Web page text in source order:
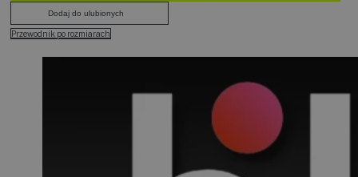
Dodaj do ulubionych
Przewodnik po rozmiarach